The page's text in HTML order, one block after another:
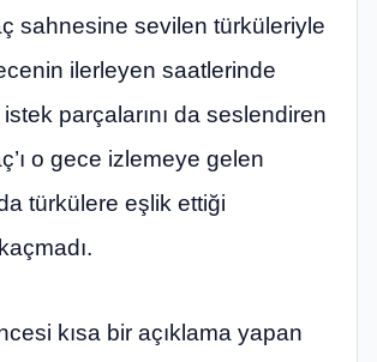
sahnesine sevilen türküleriyle
ilerleyen saatlerinde
parçalarını da seslendiren
o gece izlemeye gelen
türkülere eşlik ettiği
kısa bir açıklama yapan